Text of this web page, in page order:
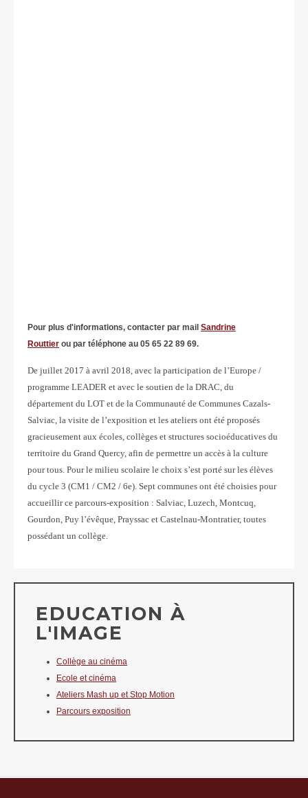
Pour plus d'informations, contacter par mail Sandrine
Routtier ou par téléphone au 05 65 22 89 69.
De juillet 2017 à avril 2018, avec la participation de l’Europe /
programme LEADER et avec le soutien de la DRAC, du
département du LOT et de la Communauté de Communes Cazals-
Salviac, la visite de l’exposition et les ateliers ont été proposés
gracieusement aux écoles, collèges et structures socioéducatives du
territoire du Grand Quercy, afin de permettre un accès à la culture
pour tous. Pour le milieu scolaire le choix s’est porté sur les élèves
du cycle 3 (CM1 / CM2 / 6e). Sept communes ont été choisies pour
accueillir ce parcours-exposition : Salviac, Luzech, Montcuq,
Gourdon, Puy l’évêque, Prayssac et Castelnau-Montratier, toutes
possédant un collège.
EDUCATION À
L'IMAGE
Collège au cinéma
Ecole et cinéma
Ateliers Mash up et Stop Motion
Parcours exposition